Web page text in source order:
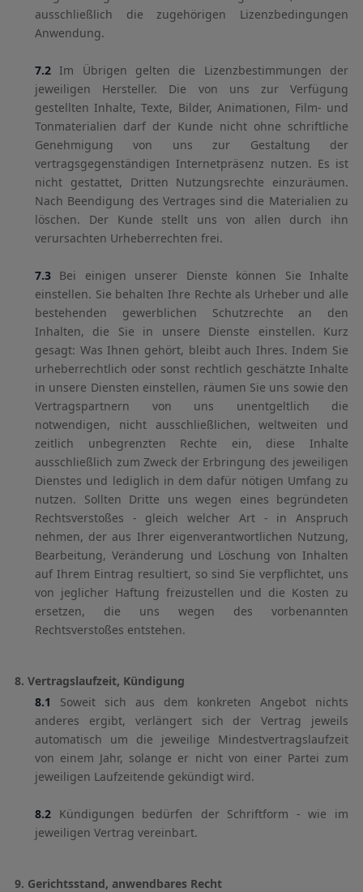
ausschließlich die zugehörigen Lizenzbedingungen
Anwendung.
7.2 Im Übrigen gelten die Lizenzbestimmungen der
jeweiligen Hersteller. Die von uns zur Verfügung
gestellten Inhalte, Texte, Bilder, Animationen, Film- und
Tonmaterialien darf der Kunde nicht ohne schriftliche
Genehmigung von uns zur Gestaltung der
vertragsgegenständigen Internetpräsenz nutzen. Es ist
nicht gestattet, Dritten Nutzungsrechte einzuräumen.
Nach Beendigung des Vertrages sind die Materialien zu
löschen. Der Kunde stellt uns von allen durch ihn
verursachten Urheberrechten frei.
7.3 Bei einigen unserer Dienste können Sie Inhalte
einstellen. Sie behalten Ihre Rechte als Urheber und alle
bestehenden gewerblichen Schutzrechte an den
Inhalten, die Sie in unsere Dienste einstellen. Kurz
gesagt: Was Ihnen gehört, bleibt auch Ihres. Indem Sie
urheberrechtlich oder sonst rechtlich geschätzte Inhalte
in unsere Diensten einstellen, räumen Sie uns sowie den
Vertragspartnern von uns unentgeltlich die
notwendigen, nicht ausschließlichen, weltweiten und
zeitlich unbegrenzten Rechte ein, diese Inhalte
ausschließlich zum Zweck der Erbringung des jeweiligen
Dienstes und lediglich in dem dafür nötigen Umfang zu
nutzen. Sollten Dritte uns wegen eines begründeten
Rechtsverstoßes - gleich welcher Art - in Anspruch
nehmen, der aus Ihrer eigenverantwortlichen Nutzung,
Bearbeitung, Veränderung und Löschung von Inhalten
auf Ihrem Eintrag resultiert, so sind Sie verpflichtet, uns
von jeglicher Haftung freizustellen und die Kosten zu
ersetzen, die uns wegen des vorbenannten
Rechtsverstoßes entstehen.
8. Vertragslaufzeit, Kündigung
8.1
Soweit sich aus dem konkreten Angebot nichts
anderes ergibt, verlängert sich der Vertrag jeweils
automatisch um die jeweilige Mindestvertragslaufzeit
von einem Jahr, solange er nicht von einer Partei zum
jeweiligen Laufzeitende gekündigt wird.
8.2 Kündigungen bedürfen der Schriftform - wie im
jeweiligen Vertrag vereinbart.
9. Gerichtsstand, anwendbares Recht